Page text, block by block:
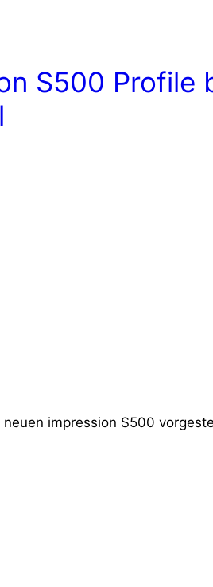
S500
impression S500